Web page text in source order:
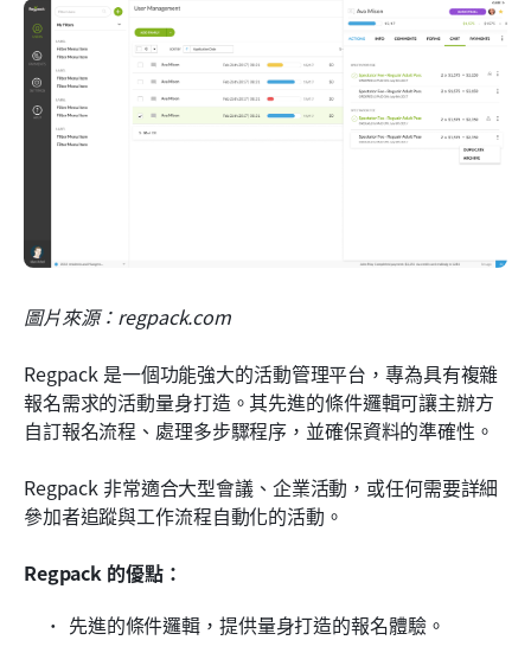
圖片來源：regpack.com
Regpack 是一個功能強大的活動管理平台，專為具有複雜
報名需求的活動量身打造。其先進的條件邏輯可讓主辦方
自訂報名流程、處理多步驟程序，並確保資料的準確性。
Regpack 非常適合大型會議、企業活動，或任何需要詳細
參加者追蹤與工作流程自動化的活動。
Regpack 的優點：
先進的條件邏輯，提供量身打造的報名體驗。